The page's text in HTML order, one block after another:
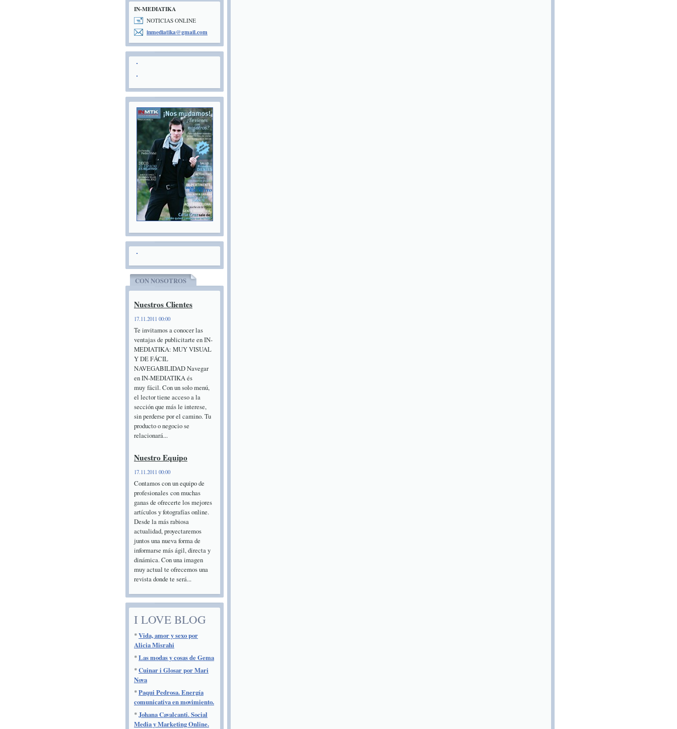
IN-MEDIATIKA
NOTICIAS ONLINE
inmediatika@gmail.com
CON NOSOTROS
Nuestros Clientes
17.11.2011 00:00
Te invitamos a conocer las
ventajas de publicitarte en IN-
MEDIATIKA: MUY VISUAL
Y DE FÁCIL
NAVEGABILIDAD Navegar
en IN-MEDIATIKA és
muy fácil. Con un solo menú,
el lector tiene acceso a la
sección que más le interese,
sin perderse por el camino. Tu
producto o negocio se
relacionará...
Nuestro Equipo
17.11.2011 00:00
Contamos con un equipo de
profesionales con muchas
ganas de ofrecerte los mejores
artículos y fotografías online.
Desde la más rabiosa
actualidad, proyectaremos
juntos una nueva forma de
informarse más ágil, directa y
dinámica. Con una imagen
muy actual te ofrecemos una
revista donde te será...
I LOVE BLOG
*Vida, amor y sexo por
Alicia Misrahi
*Las modas y cosas de Gema
*Cuinar i Glosar por Mari
Nova
*Paqui Pedrosa. Energía
comunicativa en movimiento.
*Johana Cavalcanti. Social
Media y Marketing Online.